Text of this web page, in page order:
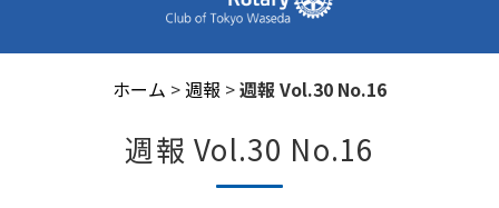
ホーム > 週報 >週報 Vol.30 No.16
週報 Vol.30 No.16